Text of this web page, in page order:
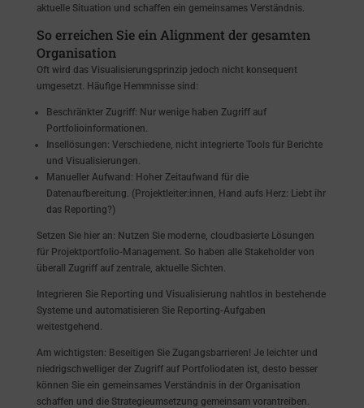
aktuelle Situation und schaffen ein gemeinsames Verständnis.
So erreichen Sie ein Alignment der gesamten
Organisation
Oft wird das Visualisierungsprinzip jedoch nicht konsequent
umgesetzt. Häufige Hemmnisse sind:
Beschränkter Zugriff: Nur wenige haben Zugriff auf
Portfolioinformationen.
Insellösungen: Verschiedene, nicht integrierte Tools für Berichte
und Visualisierungen.
Manueller Aufwand: Hoher Zeitaufwand für die
Datenaufbereitung. (Projektleiter:innen, Hand aufs Herz: Liebt ihr
das Reporting?)
Setzen Sie hier an: Nutzen Sie moderne, cloudbasierte Lösungen
für Projektportfolio-Management. So haben alle Stakeholder von
überall Zugriff auf zentrale, aktuelle Sichten.
Integrieren Sie Reporting und Visualisierung nahtlos in bestehende
Systeme und automatisieren Sie Reporting-Aufgaben
weitestgehend.
Am wichtigsten: Beseitigen Sie Zugangsbarrieren! Je leichter und
niedrigschwelliger der Zugriff auf Portfoliodaten ist, desto besser
können Sie ein gemeinsames Verständnis in der Organisation
schaffen und die Strategieumsetzung gemeinsam vorantreiben.